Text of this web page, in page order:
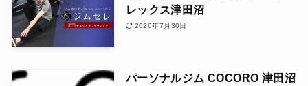
レックス津田沼
2026年7月30日
パーソナルジム COCORO 津田沼